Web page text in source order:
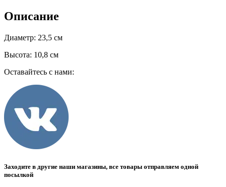
Описание
Диаметр: 23,5 см
Высота: 10,8 см
Оставайтесь с нами:
Заходите в другие наши магазины, все товары отправляем одной
посылкой